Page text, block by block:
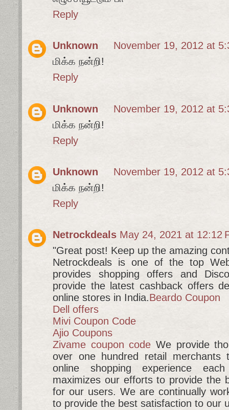
Reply
Unknown
November 19, 2012 at
மிக்க நன்றி!
Reply
Unknown
November 19, 2012 at
மிக்க நன்றி!
Reply
Unknown
November 19, 2012 at
மிக்க நன்றி!
Reply
Netrockdeals May 24, 2021 at 12:12
"Great post! Keep up the amazing
Netrockdeals is one of the top
provides shopping offers and
provide the latest cashback offers
online stores in India.Beardo Coupon
Dell offers
Mivi Coupon Code
Ajio Coupons
Zivame coupon code We provide
over one hundred retail merchants
online shopping experience
maximizes our efforts to provide the
for our users. We are continually
to provide the best satisfaction to our